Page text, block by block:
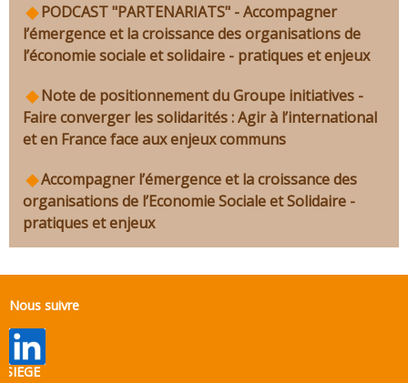
PODCAST "PARTENARIATS" - Accompagner
l’émergence et la croissance des organisations de
l’économie sociale et solidaire - pratiques et enjeux
Note de positionnement du Groupe initiatives -
Faire converger les solidarités : Agir à l’international
et en France face aux enjeux communs
Accompagner l’émergence et la croissance des
organisations de l’Economie Sociale et Solidaire -
pratiques et enjeux
Nous suivre
SIEGE